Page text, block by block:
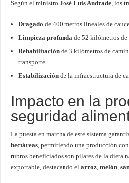
Según el ministroJosé Luis Andrade, los
Dragado de 400 metros lineales de
Limpieza profunda de 52 kilómetros de
Rehabilitación de 3 kilómetros de
transporte.
Estabilización de la infraestructura de
Impacto en la
seguridad
La puesta en marcha de este sistema
hectáreas, permitiendo una producción
rubros beneficiados son pilares de la dieta
exportable, destacando elarroz,melón,